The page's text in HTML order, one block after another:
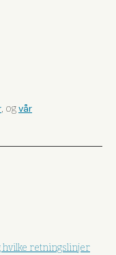
, ogvår
retningslinjer